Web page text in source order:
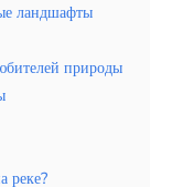
ландшафты
природы
реке?